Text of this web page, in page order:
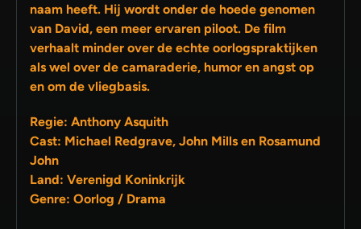
naam heeft. Hij wordt onder de hoede genomen
van David, een meer ervaren piloot. De film
verhaalt minder over de echte oorlogspraktijken
als wel over de camaraderie, humor en angst op
en om de vliegbasis.
Regie: Anthony Asquith
Cast: Michael Redgrave, John Mills en Rosamund
John
Land: Verenigd Koninkrijk
Genre: Oorlog / Drama